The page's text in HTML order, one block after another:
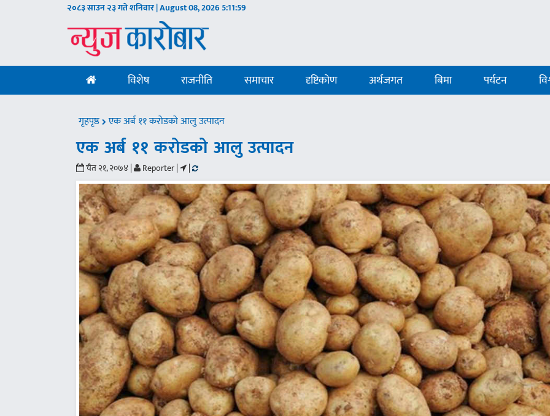
२०८३ साउन २३ गते शनिवार | August 08, 2026 5:12:01
विशेष राजनीति समाचार दृष्टिकोण अर्थजगत बिमा पर्यटन
गृहपृष्ठ एक अर्ब ११ करोडको आलु उत्पादन
एक अर्ब ११ करोडको आलु उत्पादन
चैत २१, २०७४ | Reporter | |